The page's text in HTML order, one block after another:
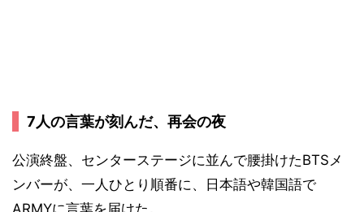
7人の言葉が刻んだ、再会の夜
公演終盤、センターステージに並んで腰掛けたBTSメ
ンバーが、一人ひとり順番に、日本語や韓国語で
ARMYに言葉を届けた。